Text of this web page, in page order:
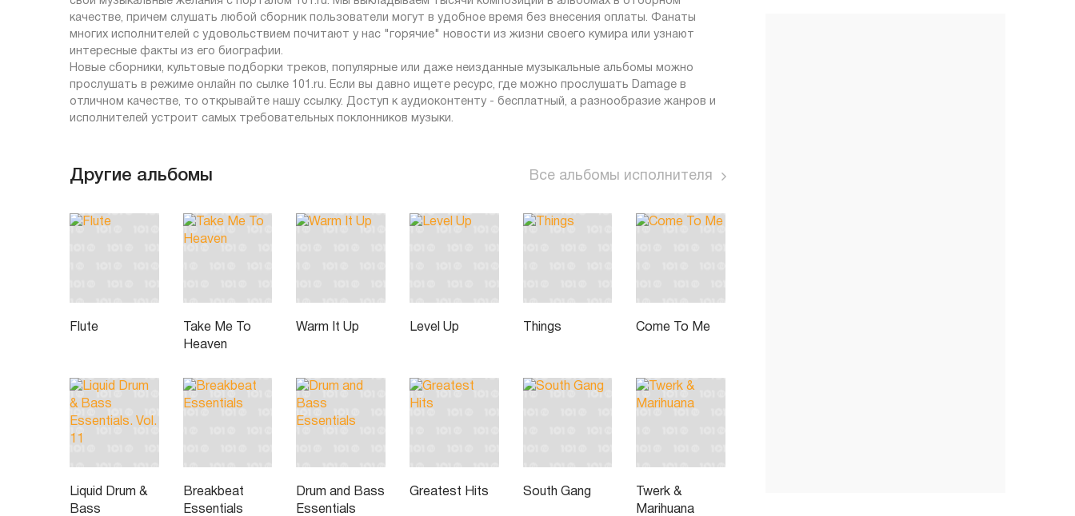
качестве, причем слушать любой сборник пользователи могут в удобное время без внесения оплаты. Фанаты
многих исполнителей с удовольствием почитают у нас "горячие" новости из жизни своего кумира или узнают
интересные факты из его биографии.
Новые сборники, культовые подборки треков, популярные или даже неизданные музыкальные альбомы можно
прослушать в режиме онлайн по сылке 101.ru. Если вы давно ищете ресурс, где можно прослушать Damage в
отличном качестве, то открывайте нашу ссылку. Доступ к аудиоконтенту - бесплатный, а разнообразие жанров и
исполнителей устроит самых требовательных поклонников музыки.
Другие альбомы Все альбомы исполнителя
Flute
Take Me To
Heaven
Warm It Up Level Up Things Come To Me
Liquid Drum &
Bass
Breakbeat
Essentials
Drum and Bass
Essentials
Greatest Hits South Gang
Twerk &
Marihuana